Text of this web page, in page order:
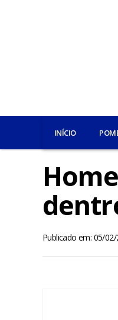
INÍCIO
Publicado em: 05/